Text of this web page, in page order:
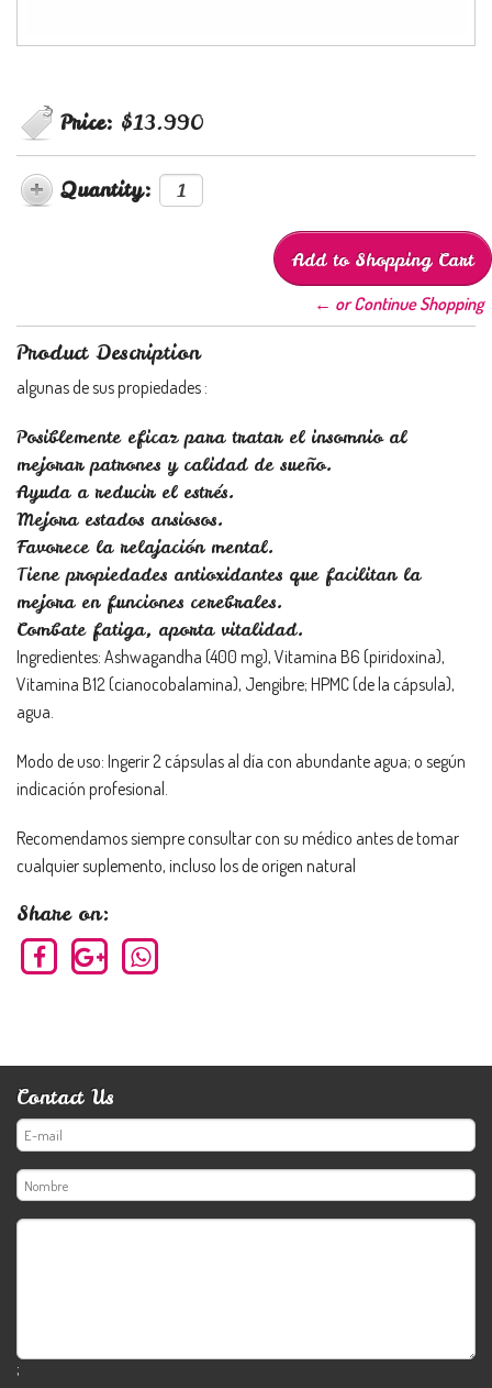
Price: $13.990
Quantity:
← or Continue Shopping
Product Description
algunas de sus propiedades :
Posiblemente eficaz para tratar el insomnio al
mejorar patrones y calidad de sueño.
Ayuda a reducir el estrés.
Mejora estados ansiosos.
Favorece la relajación mental.
Tiene propiedades antioxidantes que facilitan la
mejora en funciones cerebrales.
Combate fatiga, aporta vitalidad.
Ingredientes: Ashwagandha (400 mg), Vitamina B6 (piridoxina),
Vitamina B12 (cianocobalamina), Jengibre; HPMC (de la cápsula),
agua.
Modo de uso: Ingerir 2 cápsulas al día con abundante agua; o según
indicación profesional.
Recomendamos siempre consultar con su médico antes de tomar
cualquier suplemento, incluso los de origen natural
Share on:
Contact Us
;